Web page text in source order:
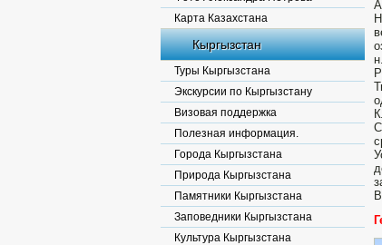
Карта Казахстана
Кыргызстан
Туры Кыргызстана
Экскурсии по Кыргызстану
Визовая поддержка
Полезная информация.
Города Кыргызстана
Природа Кыргызстана
Памятники Кыргызстана
Заповедники Кыргызстана
Культура Кыргызстана